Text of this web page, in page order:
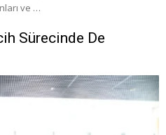
ve …
Sürecinde De